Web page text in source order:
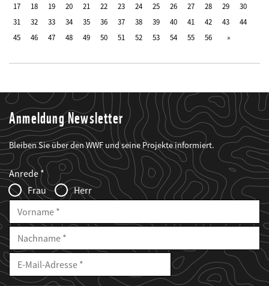
17
18 19 20 21 22 23 24 25 26 27 28 29
30
31
32 33 34 35 36 37 38 39 40 41 42 43
44
45
46 47 48 49 50 51 52 53 54 55 56
Anmeldung Newsletter
Bleiben Sie über den WWF und seine Projekte informiert.
Web2Case
Infofelder
Fieldset
anrede_name
Anrede
Frau
Herr
Vorname
Nachname
E-
Mailadresse
E-
Adresse